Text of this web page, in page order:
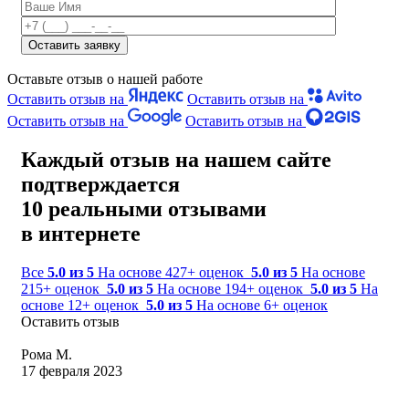
Оставьте отзыв о нашей работе
Оставить отзыв на
Оставить отзыв на
Оставить отзыв на
Оставить отзыв на
Каждый отзыв на нашем сайте
подтверждается
10 реальными отзывами
в интернете
Все 5.0 из 5 На основе 427+ оценок 5.0 из 5 На основе
215+ оценок 5.0 из 5 На основе 194+ оценок 5.0 из 5 На
основе 12+ оценок 5.0 из 5 На основе 6+ оценок
Оставить отзыв
Рома М.
17 февраля 2023